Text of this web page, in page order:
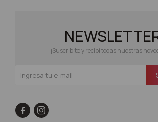
¡Suscribite y recibí todas nuestras
 